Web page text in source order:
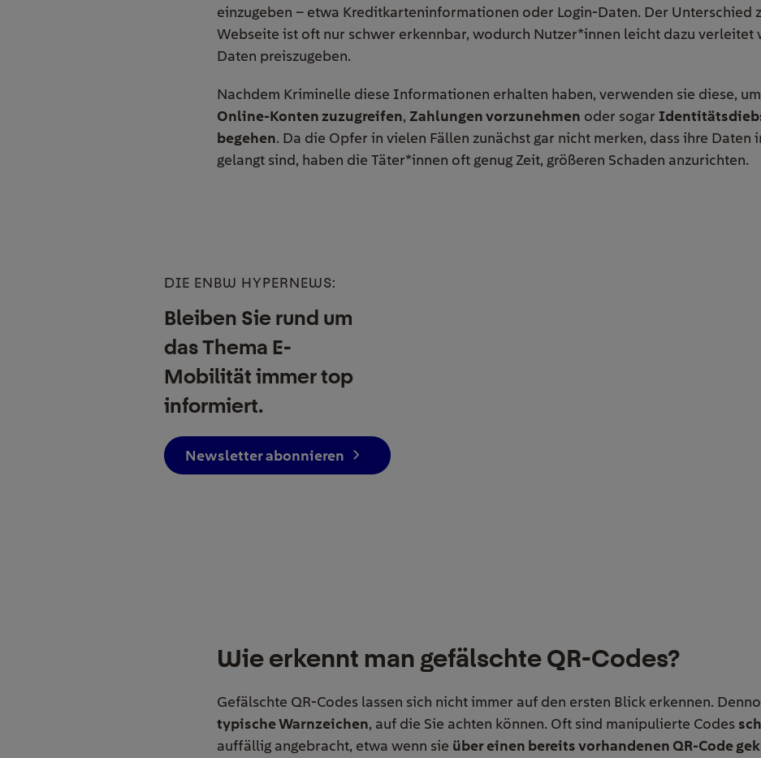
einzugeben – etwa Kreditkarteninformationen oder Login-Daten. Der Unterschied
Webseite ist oft nur schwer erkennbar, wodurch Nutzer*innen leicht dazu verleitet
Daten preiszugeben.
Nachdem Kriminelle diese Informationen erhalten haben, verwenden sie diese,
Online-Konten zuzugreifen, Zahlungen vorzunehmen oder sogar
begehen. Da die Opfer in vielen Fällen zunächst gar nicht merken, dass ihre Daten
gelangt sind, haben die Täter*innen oft genug Zeit, größeren Schaden anzurichten.
DIE ENBW HYPERNEWS:
Bleiben Sie rund um
das Thema E-
Mobilität immer top
informiert.
Newsletter abonnieren
Wie erkennt man gefälschte QR-Codes?
Gefälschte QR-Codes lassen sich nicht immer auf den ersten Blick erkennen.
typische Warnzeichen, auf die Sie achten können. Oft sind manipulierte Codes
auffällig angebracht, etwa wenn sie über einen bereits vorhandenen QR-Code